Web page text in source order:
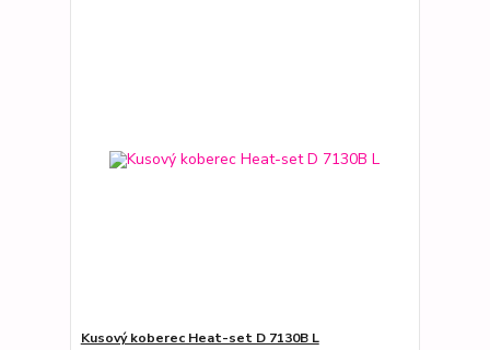
Kusový koberec Heat-set D 7130B L